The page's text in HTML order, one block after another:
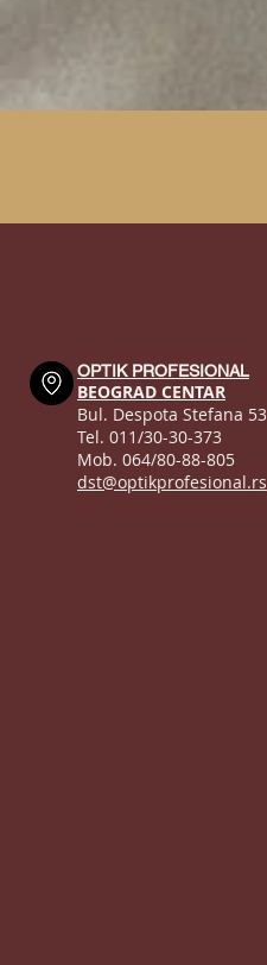
OPTIK PROFESIONAL
BEOGRAD CENTAR
Bul. Despota Stefana 53
Tel. 011/30-30-373
Mob. 064/80-88-805
dst@optikprofesional.rs